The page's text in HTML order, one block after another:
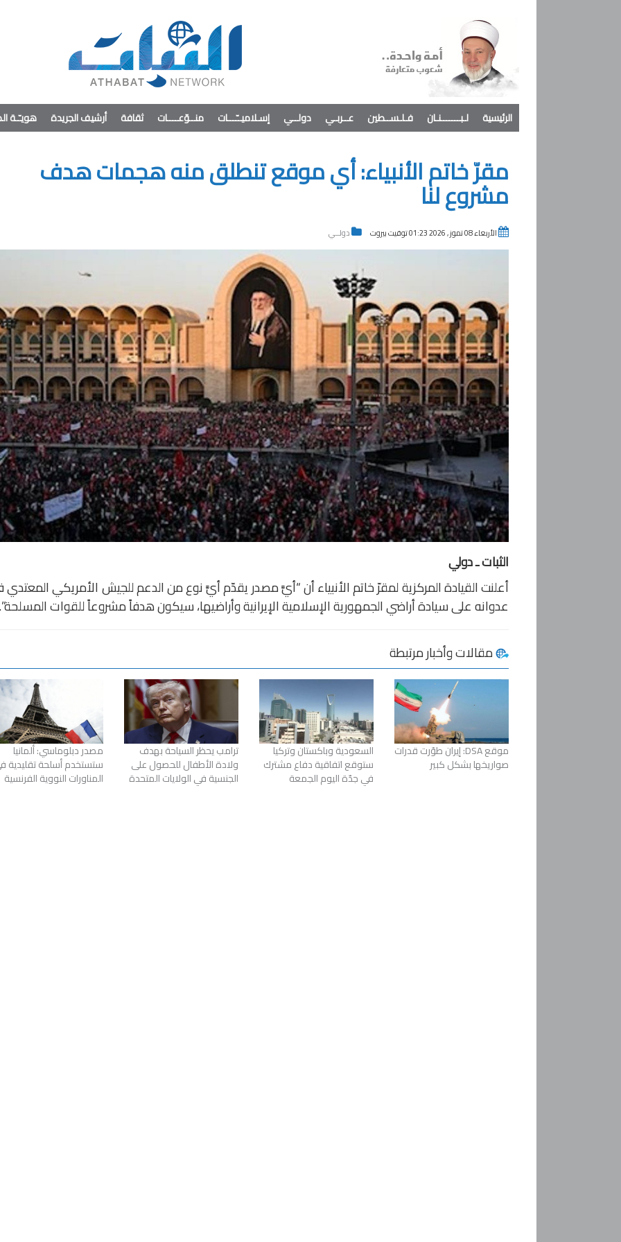
الرئيسية لـبـــــــنـان فـلـســطين عــربـي دولــي إسـلاميــّـــات منــوّعــــات ثقافة أرشيف الجريدة هويـّـة
مقرّ خاتم الأنبياء: أي موقع تنطلق منه هجمات هدف
مشروع لنا
الأربعاء 08 تموز , 2026 01:23 توقيت بيروت دولــي
الثبات ـ دولي
أعلنت القيادة المركزية لمقرّ خاتم الأنبياء أن “أيَّ مصدر يقدّم أيَّ نوع من الدعم للجيش الأمريكي
عدوانه على سيادة أراضي الجمهورية الإسلامية الإيرانية وأراضيها، سيكون هدفاً مشروعاً للقوات المسلحة”.
مقالات وأخبار مرتبطة
موقع DSA: إيران طوّرت قدرات
صواريخها بشكل كبير
السعودية وباكستان وتركيا
ستوقع اتفاقية دفاع مشترك
في جدّة اليوم الجمعة
ترامب يحظر السياحة بهدف
ولادة الأطفال للحصول على
الجنسية في الولايات المتحدة
مصدر دبلوماسي: ألمانيا
ستستخدم أسلحة تقليدية
المناورات النووية الفرنسية